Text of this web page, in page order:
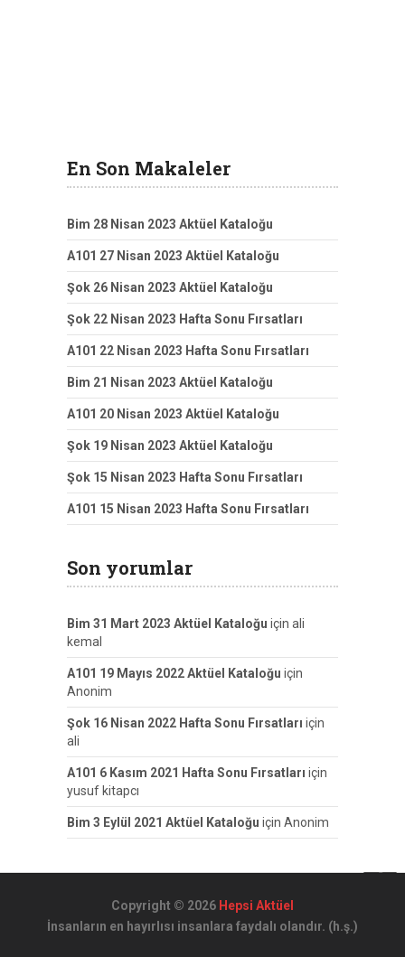
En Son Makaleler
Bim 28 Nisan 2023 Aktüel Kataloğu
A101 27 Nisan 2023 Aktüel Kataloğu
Şok 26 Nisan 2023 Aktüel Kataloğu
Şok 22 Nisan 2023 Hafta Sonu Fırsatları
A101 22 Nisan 2023 Hafta Sonu Fırsatları
Bim 21 Nisan 2023 Aktüel Kataloğu
A101 20 Nisan 2023 Aktüel Kataloğu
Şok 19 Nisan 2023 Aktüel Kataloğu
Şok 15 Nisan 2023 Hafta Sonu Fırsatları
A101 15 Nisan 2023 Hafta Sonu Fırsatları
Son yorumlar
Bim 31 Mart 2023 Aktüel Kataloğu için ali
kemal
A101 19 Mayıs 2022 Aktüel Kataloğu için
Anonim
Şok 16 Nisan 2022 Hafta Sonu Fırsatları için
ali
A101 6 Kasım 2021 Hafta Sonu Fırsatları için
yusuf kitapcı
Bim 3 Eylül 2021 Aktüel Kataloğu için Anonim
Copyright © 2026 Hepsi Aktüel
İnsanların en hayırlısı insanlara faydalı olandır. (h.ş.)